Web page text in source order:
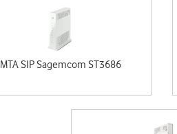
MTA SIP Sagemcom ST3686